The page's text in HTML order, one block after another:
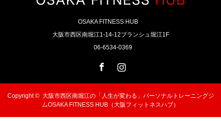
OSAKA FITNESS HUB
大阪市西区南堀江1-14-12ブランシュ堀江1F
06-6534-0369
Copyright © 大阪市西区南堀江の「人生が変わる」パーソナルトレーニングジ
ムOSAKA FITNESS HUB（大阪フィットネスハブ）